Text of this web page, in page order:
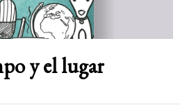
y el lugar